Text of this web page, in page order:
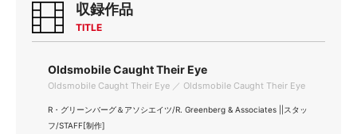
収録作品
TITLE
Oldsmobile Caught Their Eye
Oldsmobile Caught Their Eye ／ Oldsmobile Caught Their Eye
R・グリーンバーグ＆アソシエイツ/R. Greenberg & Associates ||スタッ
フ/STAFF[制作]